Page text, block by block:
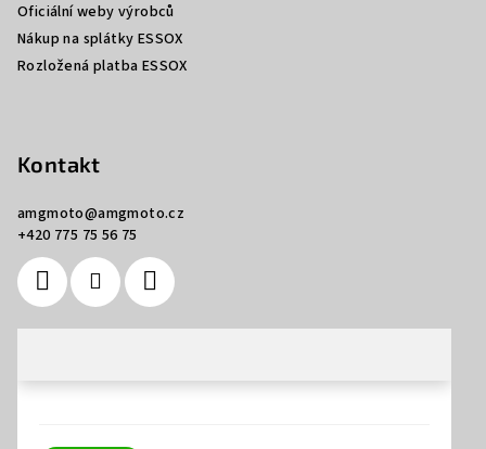
Oficiální weby výrobců
Nákup na splátky ESSOX
Rozložená platba ESSOX
Kontakt
amgmoto@amgmoto.cz
+420 775 75 56 75